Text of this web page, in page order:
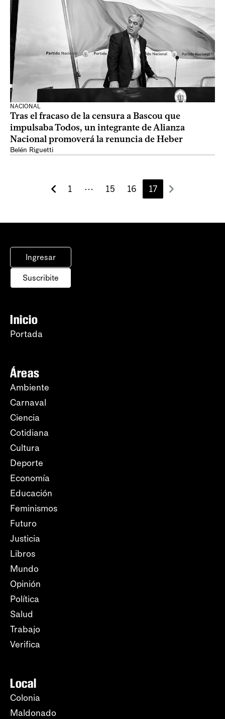
NACIONAL
Tras el fracaso de la censura a Bascou que
impulsaba Todos, un integrante de Alianza
Nacional promoverá la renuncia de Heber
Belén Riguetti
1 ⋯ 15 16 17
Ingresar
Suscribite
Inicio
Portada
Áreas
Ambiente
Carnaval
Ciencia
Cotidiana
Cultura
Deporte
Economía
Educación
Feminismos
Futuro
Justicia
Libros
Mundo
Opinión
Política
Salud
Trabajo
Verifica
Local
Colonia
Maldonado